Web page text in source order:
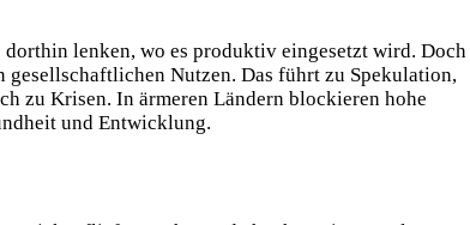
lenken, wo es produktiv eingesetzt wird. Doch
Nutzen. Das führt zu Spekulation,
zu Krisen. In ärmeren Ländern blockieren hohe
und Entwicklung.